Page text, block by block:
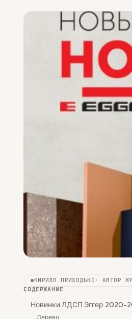
КИРИЛЛ ПРИХОДЬКО · АВТОР
СОДЕРЖАНИЕ
Новинки ЛДСП Эггер 2020-
Дерево